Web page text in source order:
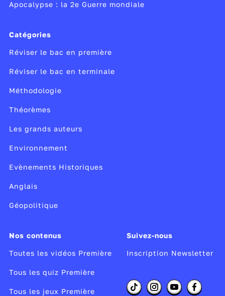
Apocalypse : la 2e Guerre mondiale
Catégories
Réviser le bac en première
Réviser le bac en terminale
Méthodologie
Théorèmes
Les grands auteurs
Environnement
Evènements Historiques
Anglais
Géopolitique
Nos contenus
Toutes les vidéos Première
Tous les quiz Première
Tous les jeux Première
Suivez-nous
Inscription Newsletter